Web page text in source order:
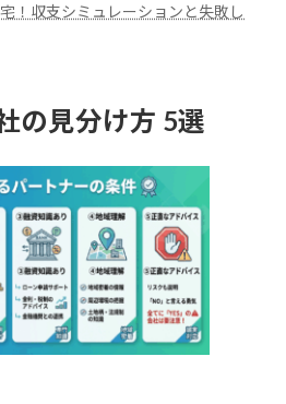
！収支シミュレーションと失敗し
の見分け方 5選